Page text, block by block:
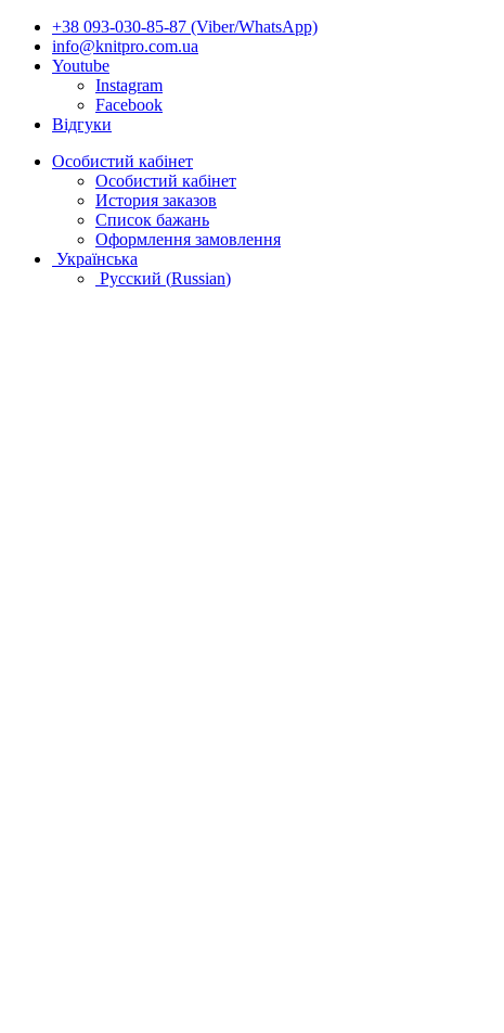
+38 093-030-85-87 (Viber/WhatsApp)
info@knitpro.com.ua
Youtube
Instagram
Facebook
Відгуки
Особистий кабінет
Особистий кабінет
История заказов
Список бажань
Оформлення замовлення
Українська
Русский (Russian)